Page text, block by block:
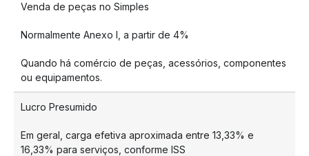
Venda de peças no Simples
Normalmente Anexo I, a partir de 4%
Quando há comércio de peças, acessórios, componentes
ou equipamentos.
Lucro Presumido
Em geral, carga efetiva aproximada entre 13,33% e
16,33% para serviços, conforme ISS